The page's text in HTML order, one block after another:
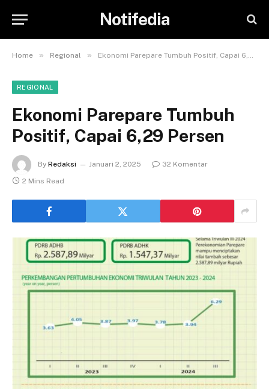
Notifedia
Home » Regional » Ekonomi Parepare Tumbuh Positif, Capai 6,29 Persen
REGIONAL
Ekonomi Parepare Tumbuh
Positif, Capai 6,29 Persen
By Redaksi Januari 2, 2025
32 Komentar
2 Mins Read